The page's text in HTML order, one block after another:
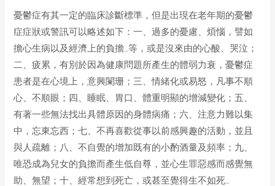
憂鬱症有其一定的臨床診斷標準，但是出現在老年期的憂鬱
症症狀或警訊可以略述如下：一、過多的憂慮、煩惱，譬如
擔心生病以及經濟上的負擔…等，或是沒來由的心酸、哭泣；
二、疲累，有別於因為健康問題所產生的體弱力衰，憂鬱症
患者是在心境上，意興闌珊；三、情緒化或易怒，凡事不順
心、不順眼；四、睡眠、胃口、體重明顯的增減變化；五、
有著一些無法找出具體原因的身體病痛；六、注意力難以集
中，忘東忘西；七、不再喜歡從事以前感興趣的活動，並且
與人疏離；八、不自覺的增加既有的小酌酒量及頻率；九、
唯恐成為兒女的負擔而產生低自尊，並心生罪惡感而感覺無
助、無望；十、經常想到死亡，或甚至覺得生不如死…